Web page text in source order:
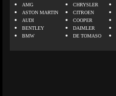
AMG
ASTON MARTIN
AUDI
BENTLEY
BMW
CHRYSLER
CITROEN
COOPER
DAIMLER
DE TOMASO